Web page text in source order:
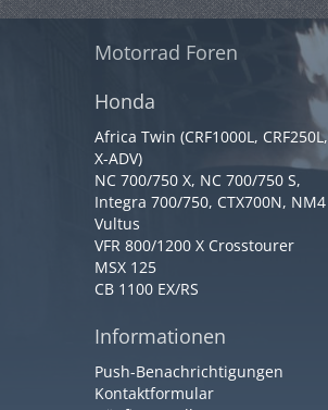
Motorrad Foren
Honda
Africa Twin (CRF1000L, CRF250L,
X-ADV)
NC 700/750 X, NC 700/750 S,
Integra 700/750, CTX700N, NM4
Vultus
VFR 800/1200 X Crosstourer
MSX 125
CB 1100 EX/RS
Informationen
Push-Benachrichtigungen
Kontaktformular